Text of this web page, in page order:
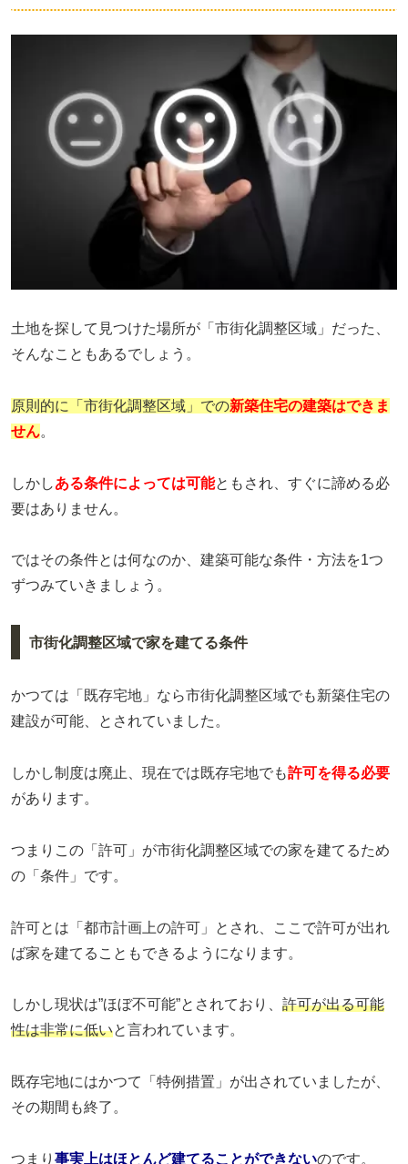
土地を探して見つけた場所が「市街化調整区域」だった、
そんなこともあるでしょう。
原則的に「市街化調整区域」での新築住宅の建築はできま
せん。
しかしある条件によっては可能ともされ、すぐに諦める必
要はありません。
ではその条件とは何なのか、建築可能な条件・方法を1つ
ずつみていきましょう。
市街化調整区域で家を建てる条件
かつては「既存宅地」なら市街化調整区域でも新築住宅の
建設が可能、とされていました。
しかし制度は廃止、現在では既存宅地でも許可を得る必要
があります。
つまりこの「許可」が市街化調整区域での家を建てるため
の「条件」です。
許可とは「都市計画上の許可」とされ、ここで許可が出れ
ば家を建てることもできるようになります。
しかし現状は”ほぼ不可能”とされており、 許可が出る可能
性は非常に低いと言われています。
既存宅地にはかつて「特例措置」が出されていましたが、
その期間も終了。
つまり 事実上はほとんど建てることができないのです。